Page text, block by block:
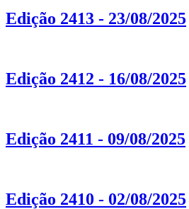
Edição 2413 - 23/08/2025
Edição 2412 - 16/08/2025
Edição 2411 - 09/08/2025
Edição 2410 - 02/08/2025